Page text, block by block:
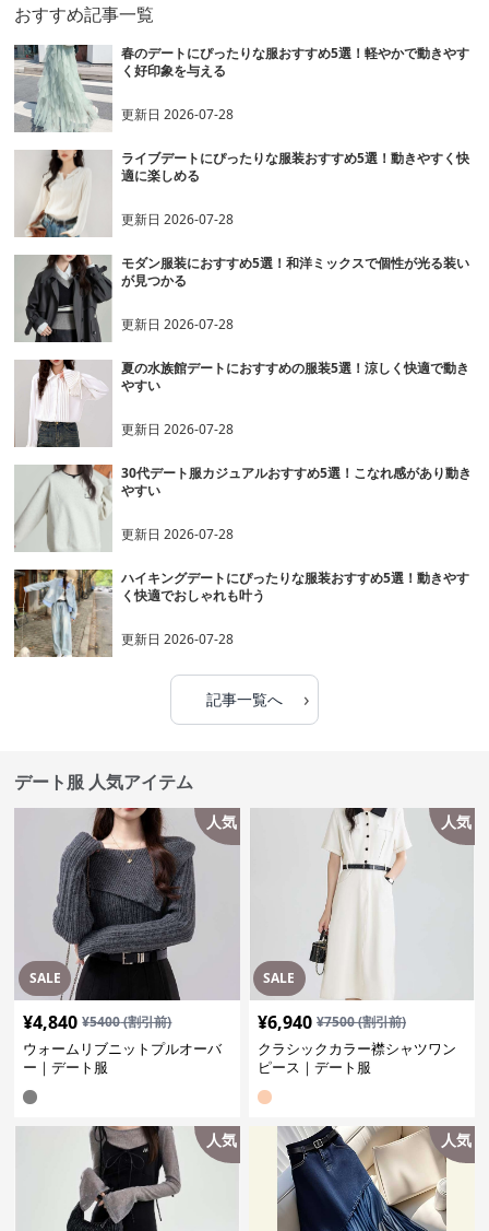
おすすめ記事一覧
春のデートにぴったりな服おすすめ5選！軽やかで動きやす
く好印象を与える
更新日2026-07-28
ライブデートにぴったりな服装おすすめ5選！動きやすく快
適に楽しめる
更新日2026-07-28
モダン服装におすすめ5選！和洋ミックスで個性が光る装い
が見つかる
更新日2026-07-28
夏の水族館デートにおすすめの服装5選！涼しく快適で動き
やすい
更新日2026-07-28
30代デート服カジュアルおすすめ5選！こなれ感があり動き
やすい
更新日2026-07-28
ハイキングデートにぴったりな服装おすすめ5選！動きやす
く快適でおしゃれも叶う
更新日2026-07-28
記事一覧へ ›
デート服 人気アイテム
SALE
人気
¥4,840 ¥5400(割引前)
ウォームリブニットプルオーバ
ー｜デート服
SALE
人気
¥6,940 ¥7500(割引前)
クラシックカラー襟シャツワン
ピース｜デート服
人気 人気